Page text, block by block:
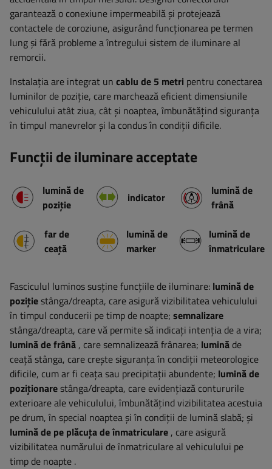
garantează o conexiune impermeabilă și protejează
contactele de coroziune, asigurând funcționarea pe termen
lung și fără probleme a întregului sistem de iluminare al
remorcii.
Instalația are integrat un cablu de 5 metri pentru conectarea
luminilor de poziție, care marchează eficient dimensiunile
vehiculului atât ziua, cât și noaptea, îmbunătățind siguranța
în timpul manevrelor și la condus în condiții dificile.
Funcții de iluminare acceptate
lumină de
poziție
indicator
lumină de
frână
far de
ceață
lumină de
marker
lumină de
înmatriculare
Fasciculul luminos susține funcțiile de iluminare: lumină de
pozițiestânga/dreapta, care asigură vizibilitatea vehiculului
în timpul conducerii pe timp de noapte; semnalizare
stânga/dreapta, care vă permite să indicați intenția de a vira;
lumină de frână , care semnalizează frânarea; lumină de
ceață stânga, care crește siguranța în condiții meteorologice
dificile, cum ar fi ceața sau precipitații abundente; lumină de
poziționarestânga/dreapta, care evidențiază contururile
exterioare ale vehiculului, îmbunătățind vizibilitatea acestuia
pe drum, în special noaptea și în condiții de lumină slabă; și
lumină de pe plăcuța de înmatriculare , care asigură
vizibilitatea numărului de înmatriculare al vehiculului pe
timp de noapte .